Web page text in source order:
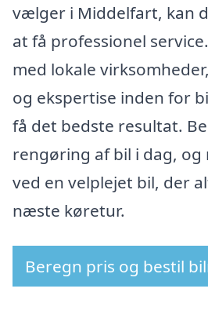
vælger i Middelfart, kan
at få professionel
med lokale
og ekspertise inden for
få det bedste resultat.
rengøring af bil i dag, og
ved en velplejet bil, der
næste køretur.
Beregn pris og bestil